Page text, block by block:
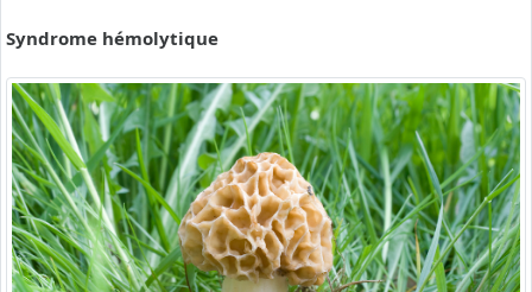
Syndrome hémolytique